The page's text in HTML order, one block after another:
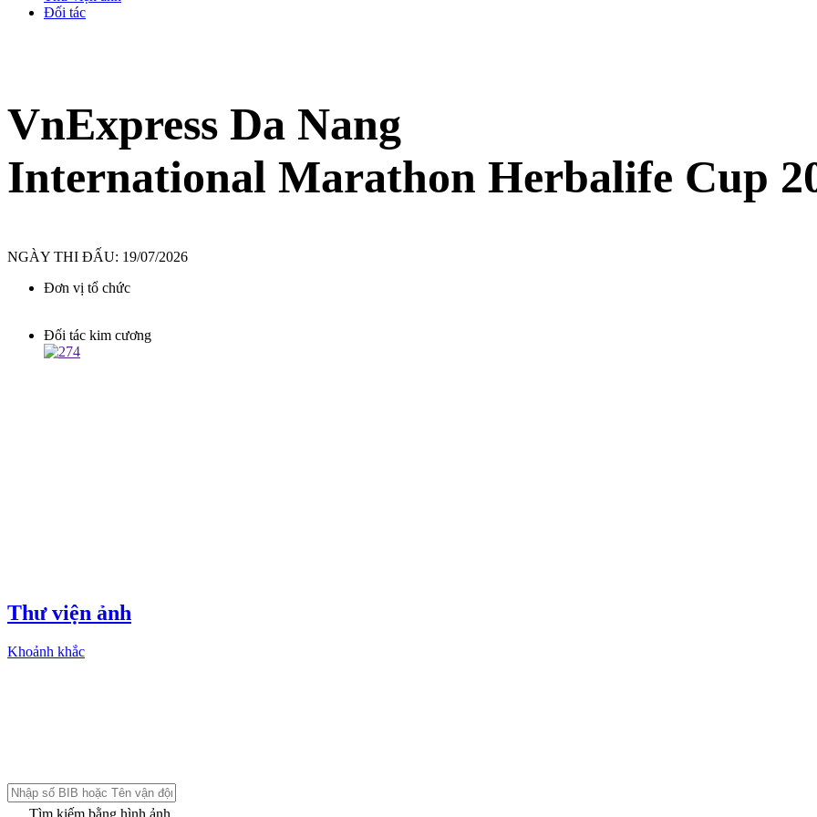
Đối tác
VnExpress Da Nang
International Marathon Herbalife Cup
NGÀY THI ĐẤU: 19/07/2026
Đơn vị tổ chức
Đối tác kim cương
Thư viện ảnh
Khoảnh khắc
Tìm kiếm bằng hình ảnh